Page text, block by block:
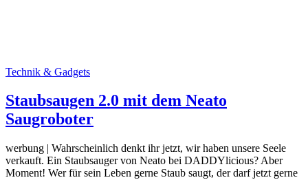
Technik & Gadgets
Staubsaugen 2.0 mit dem Neato
Saugroboter
werbung | Wahrscheinlich denkt ihr jetzt, wir haben unsere Seele
verkauft. Ein Staubsauger von Neato bei DADDYlicious? Aber
Moment! Wer für sein Leben gerne Staub saugt, der darf jetzt gerne